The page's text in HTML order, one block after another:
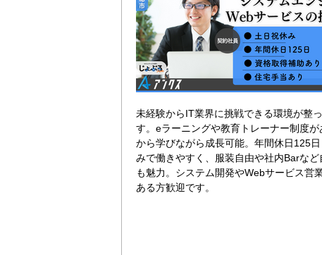
未経験からIT業界に挑戦できる環境が整
す。eラーニングや教育トレーナー制度が
から学びながら成長可能。年間休日125
みで働きやすく、服装自由や社内Barなど
も魅力。システム開発やWebサービス営
ある方歓迎です。